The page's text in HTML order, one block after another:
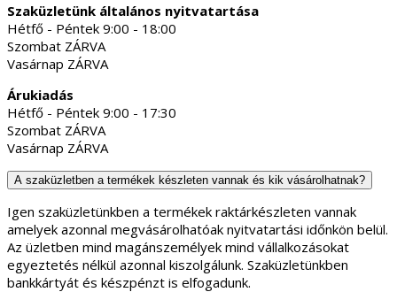
Szaküzletünk általános nyitvatartása
Hétfő - Péntek 9:00 - 18:00
Szombat ZÁRVA
Vasárnap ZÁRVA
Árukiadás
Hétfő - Péntek 9:00 - 17:30
Szombat ZÁRVA
Vasárnap ZÁRVA
A szaküzletben a termékek készleten vannak és kik vásárolhatnak?
Igen szaküzletünkben a termékek raktárkészleten vannak
amelyek azonnal megvásárolhatóak nyitvatartási időnkön belül.
Az üzletben mind magánszemélyek mind vállalkozásokat
egyeztetés nélkül azonnal kiszolgálunk. Szaküzletünkben
bankkártyát és készpénzt is elfogadunk.